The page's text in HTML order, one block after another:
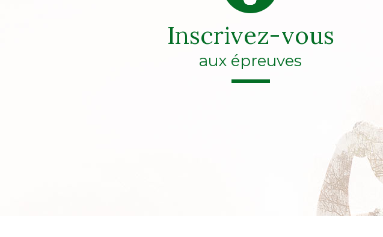
Inscrivez-vous
aux épreuves